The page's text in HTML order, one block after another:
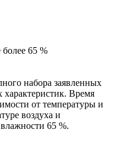
65 %
набора заявленных
характеристик. Время
от температуры и
воздуха и
65 %.